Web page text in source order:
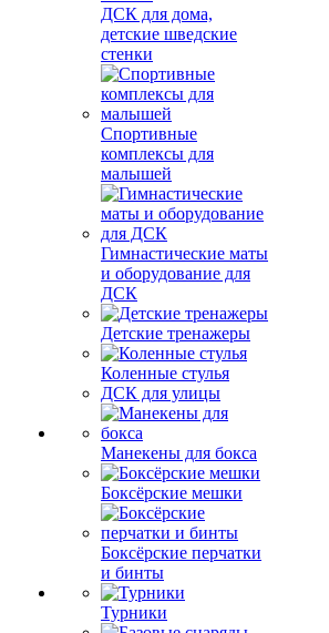
ДСК для дома,
детские шведские
стенки
Спортивные
комплексы для
малышей
Гимнастические маты
и оборудование для
ДСК
Детские тренажеры
Коленные стулья
ДСК для улицы
Манекены для бокса
Боксёрские мешки
Боксёрские перчатки
и бинты
Турники